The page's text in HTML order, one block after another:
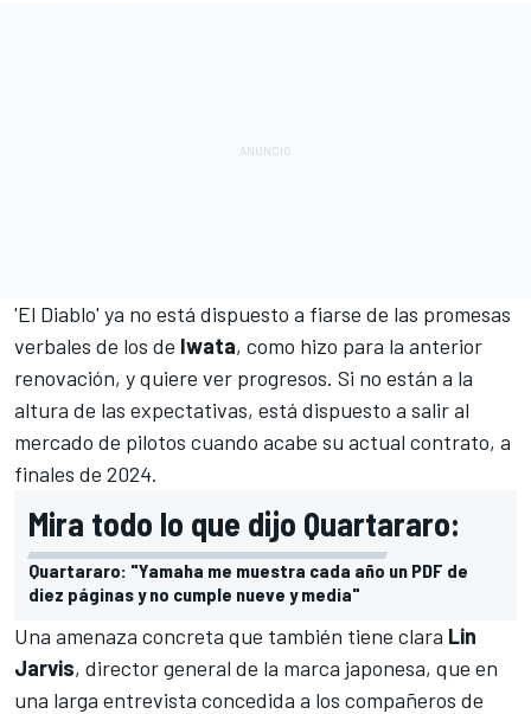
'El Diablo' ya no está dispuesto a fiarse de las promesas
verbales de los de Iwata, como hizo para la anterior
renovación, y quiere ver progresos. Si no están a la
altura de las expectativas, está dispuesto a salir al
mercado de pilotos cuando acabe su actual contrato, a
finales de 2024.
Mira todo lo que dijo Quartararo:
Quartararo: "Yamaha me muestra cada año un PDF de
diez páginas y no cumple nueve y media"
Una amenaza concreta que también tiene clara Lin
Jarvis, director general de la marca japonesa, que en
una larga entrevista concedida a los compañeros de